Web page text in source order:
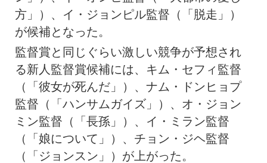
方」）、イ・ジョンピル監督（「脱走」）
が候補となった。
監督賞と同じぐらい激しい競争が予想され
る新人監督賞候補には、キム・セフィ監督
（「彼女が死んだ」）、ナム・ドンヒョプ
監督（「ハンサムガイズ」）、オ・ジョン
ミン監督（「長孫」）、イ・ミラン監督
（「娘について」）、チョン・ジヘ監督
（「ジョンスン」）が上がった。